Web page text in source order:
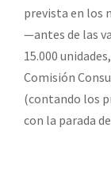
prevista en los
—antes de las
15.000
Comisión
(contando los
con la parada